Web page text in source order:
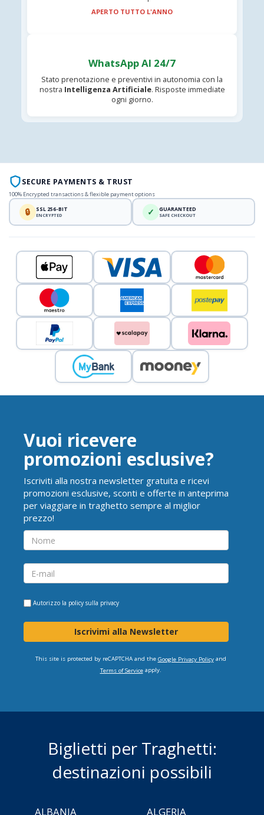
APERTO TUTTO L'ANNO
WhatsApp AI 24/7
Stato prenotazione e preventivi in autonomia con la
nostra Intelligenza Artificiale. Risposte immediate
ogni giorno.
SECURE PAYMENTS & TRUST
100% Encrypted transactions & flexible payment options
🔒 SSL 256-BIT
ENCRYPTED ✓ GUARANTEED
SAFE CHECKOUT
Vuoi ricevere
promozioni esclusive?
Iscriviti alla nostra newsletter gratuita e ricevi
promozioni esclusive, sconti e offerte in anteprima
per viaggiare in traghetto sempre al miglior
prezzo!
Autorizzo la policy sulla privacy
Iscrivimi alla Newsletter
This site is protected by reCAPTCHA and the Google Privacy Policyand
Terms of Serviceapply.
Biglietti per Traghetti:
destinazioni possibili
ALBANIA
ALGERIA